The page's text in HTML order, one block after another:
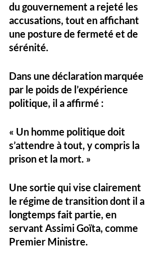
du gouvernement a rejeté les
accusations, tout en affichant
une posture de fermeté et de
sérénité.
Dans une déclaration marquée
par le poids de l’expérience
politique, il a affirmé :
« Un homme politique doit
s’attendre à tout, y compris la
prison et la mort. »
Une sortie qui vise clairement
le régime de transition dont il a
longtemps fait partie, en
servant Assimi Goïta, comme
Premier Ministre.